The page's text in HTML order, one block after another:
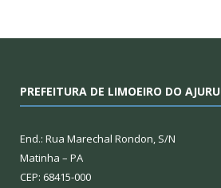
PREFEITURA DE LIMOEIRO DO AJURU
End.: Rua Marechal Rondon, S/N
Matinha – PA
CEP: 68415-000